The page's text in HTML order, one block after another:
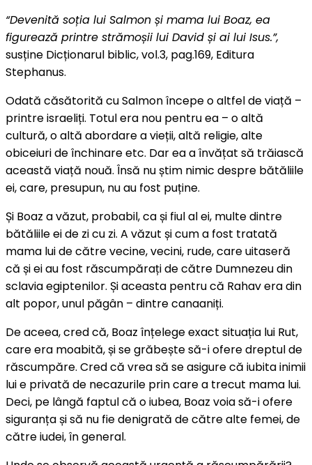
“Devenită soția lui Salmon și mama lui Boaz, ea
figurează printre strămoșii lui David și ai lui Isus.”,
susține Dicționarul biblic, vol.3, pag.169, Editura
Stephanus.
Odată căsătorită cu Salmon începe o altfel de viață –
printre israeliți. Totul era nou pentru ea – o altă
cultură, o altă abordare a vieții, altă religie, alte
obiceiuri de închinare etc. Dar ea a învățat să trăiască
această viață nouă. Însă nu știm nimic despre bătăliile
ei, care, presupun, nu au fost puține.
Și Boaz a văzut, probabil, ca și fiul al ei, multe dintre
bătăliile ei de zi cu zi. A văzut și cum a fost tratată
mama lui de către vecine, vecini, rude, care uitaseră
că și ei au fost răscumpărați de către Dumnezeu din
sclavia egiptenilor. Și aceasta pentru că Rahav era din
alt popor, unul păgân – dintre canaaniți.
De aceea, cred că, Boaz înțelege exact situația lui Rut,
care era moabită, și se grăbește să-i ofere dreptul de
răscumpăre. Cred că vrea să se asigure că iubita inimii
lui e privată de necazurile prin care a trecut mama lui.
Deci, pe lângă faptul că o iubea, Boaz voia să-i ofere
siguranța și să nu fie denigrată de către alte femei, de
către iudei, în general.